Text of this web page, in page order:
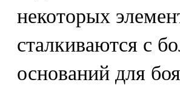
некоторых
сталкиваются с
оснований для